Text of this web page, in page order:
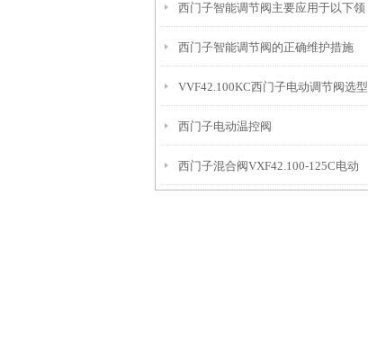
的贡献
西门子智能调节阀主要应用于以下领
域中
西门子智能调节阀的正确维护措施
VVF42.100KC西门子电动调节阀选型
指导
西门子电动温控阀
VVF42.125KC+SKC62接线
西门子混合阀VXF42.100-125C电动